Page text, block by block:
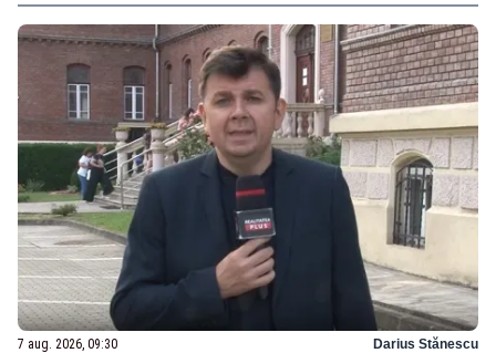
7 aug. 2026, 09:30 Darius Stănescu